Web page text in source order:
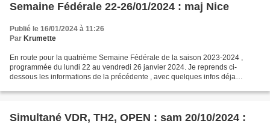
Semaine Fédérale 22-26/01/2024 : maj Nice
Publié le 16/01/2024 à 11:26
Par Krumette
En route pour la quatrième Semaine Fédérale de la saison 2023-2024 ,
programmée du lundi 22 au vendredi 26 janvier 2024. Je reprends ci-
dessous les informations de la précédente , avec quelques infos déja
Simultané VDR, TH2, OPEN : sam 20/10/2024 :